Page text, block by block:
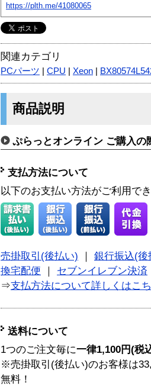
https://plth.me/41080065
関連カテゴリ
PCパーツ CPU Xeon
商品説明
ぷらっとオンライン ご購入の
支払方法について
以下のお支払い方法がご利用で
売掛取引(後払い)
銀行振込(後
換宅配便
セブンイレブン決済
⇒支払方法について詳しくはこ
送料について
1つのご注文毎に一律1,100円(税
※売掛取引(後払い)のお客様は
無料！